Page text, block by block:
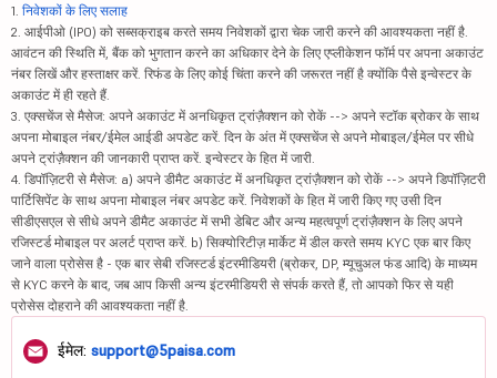
1. निवेशकों के लिए सलाह
2. आईपीओ (IPO) को सब्सक्राइब करते समय निवेशकों द्वारा चेक जारी करने की आवश्यकता नहीं है.
आवंटन की स्थिति में, बैंक को भुगतान करने का अधिकार देने के लिए एप्लीकेशन फॉर्म पर अपना अकाउंट
नंबर लिखें और हस्ताक्षर करें. रिफंड के लिए कोई चिंता करने की जरूरत नहीं है क्योंकि पैसे इन्वेस्टर के
अकाउंट में ही रहते हैं.
3. एक्सचेंज से मैसेज: अपने अकाउंट में अनधिकृत ट्रांज़ैक्शन को रोकें --> अपने स्टॉक ब्रोकर के साथ
अपना मोबाइल नंबर/ईमेल आईडी अपडेट करें. दिन के अंत में एक्सचेंज से अपने मोबाइल/ईमेल पर सीधे
अपने ट्रांज़ैक्शन की जानकारी प्राप्त करें. इन्वेस्टर के हित में जारी.
4. डिपॉज़िटरी से मैसेज: a) अपने डीमैट अकाउंट में अनधिकृत ट्रांज़ैक्शन को रोकें --> अपने डिपॉज़िटरी
पार्टिसिपेंट के साथ अपना मोबाइल नंबर अपडेट करें. निवेशकों के हित में जारी किए गए उसी दिन
सीडीएसएल से सीधे अपने डीमैट अकाउंट में सभी डेबिट और अन्य महत्वपूर्ण ट्रांज़ैक्शन के लिए अपने
रजिस्टर्ड मोबाइल पर अलर्ट प्राप्त करें. b) सिक्योरिटीज़ मार्केट में डील करते समय KYC एक बार किए
जाने वाला प्रोसेस है - एक बार सेबी रजिस्टर्ड इंटरमीडियरी (ब्रोकर, DP, म्यूचुअल फंड आदि) के माध्यम
से KYC करने के बाद, जब आप किसी अन्य इंटरमीडियरी से संपर्क करते हैं, तो आपको फिर से यही
प्रोसेस दोहराने की आवश्यकता नहीं है.
ईमेल: support@5paisa.com